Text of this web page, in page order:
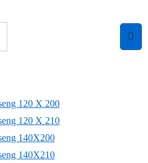
120 X 200
120 X 210
140X200
140X210